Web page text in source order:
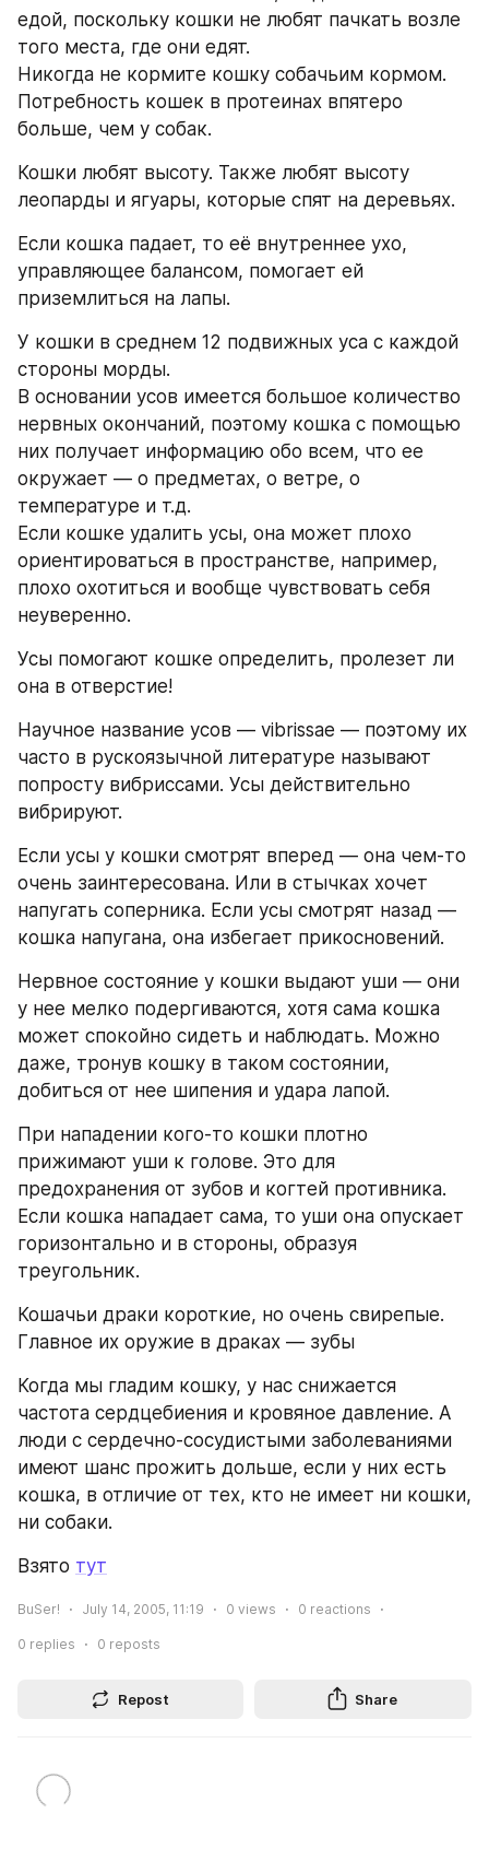
едой, поскольку кошки не любят пачкать возле
того места, где они едят.
Никогда не кормите кошку собачьим кормом.
Потребность кошек в протеинах впятеро
больше, чем у собак.
Кошки любят высоту. Также любят высоту
леопарды и ягуары, которые спят на деревьях.
Если кошка падает, то её внутреннее ухо,
управляющее балансом, помогает ей
приземлиться на лапы.
У кошки в среднем 12 подвижных уса с каждой
стороны морды.
В основании усов имеется большое количество
нервных окончаний, поэтому кошка с помощью
них получает информацию обо всем, что ее
окружает — о предметах, о ветре, о
температуре и т.д.
Если кошке удалить усы, она может плохо
ориентироваться в пространстве, например,
плохо охотиться и вообще чувствовать себя
неуверенно.
Усы помогают кошке определить, пролезет ли
она в отверстие!
Научное название усов — vibrissae — поэтому их
часто в рускоязычной литературе называют
попросту вибриссами. Усы действительно
вибрируют.
Если усы у кошки смотрят вперед — она чем-то
очень заинтересована. Или в стычках хочет
напугать соперника. Если усы смотрят назад —
кошка напугана, она избегает прикосновений.
Нервное состояние у кошки выдают уши — они
у нее мелко подергиваются, хотя сама кошка
может спокойно сидеть и наблюдать. Можно
даже, тронув кошку в таком состоянии,
добиться от нее шипения и удара лапой.
При нападении кого-то кошки плотно
прижимают уши к голове. Это для
предохранения от зубов и когтей противника.
Если кошка нападает сама, то уши она опускает
горизонтально и в стороны, образуя
треугольник.
Кошачьи драки короткие, но очень свирепые.
Главное их оружие в драках — зубы
Когда мы гладим кошку, у нас снижается
частота сердцебиения и кровяное давление. А
люди с сердечно-сосудистыми заболеваниями
имеют шанс прожить дольше, если у них есть
кошка, в отличие от тех, кто не имеет ни кошки,
ни собаки.
Взято тут
BuSer! July 14, 2005, 11:19 0 views 0 reactions
0 replies 0 reposts
Repost Share